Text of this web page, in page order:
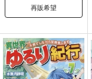
再販希望